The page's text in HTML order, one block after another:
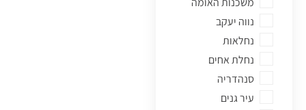
נווה יעקב
נחלאות
נחלת אחים
סנהדריה
עיר גנים
טלביה
יפה נוף